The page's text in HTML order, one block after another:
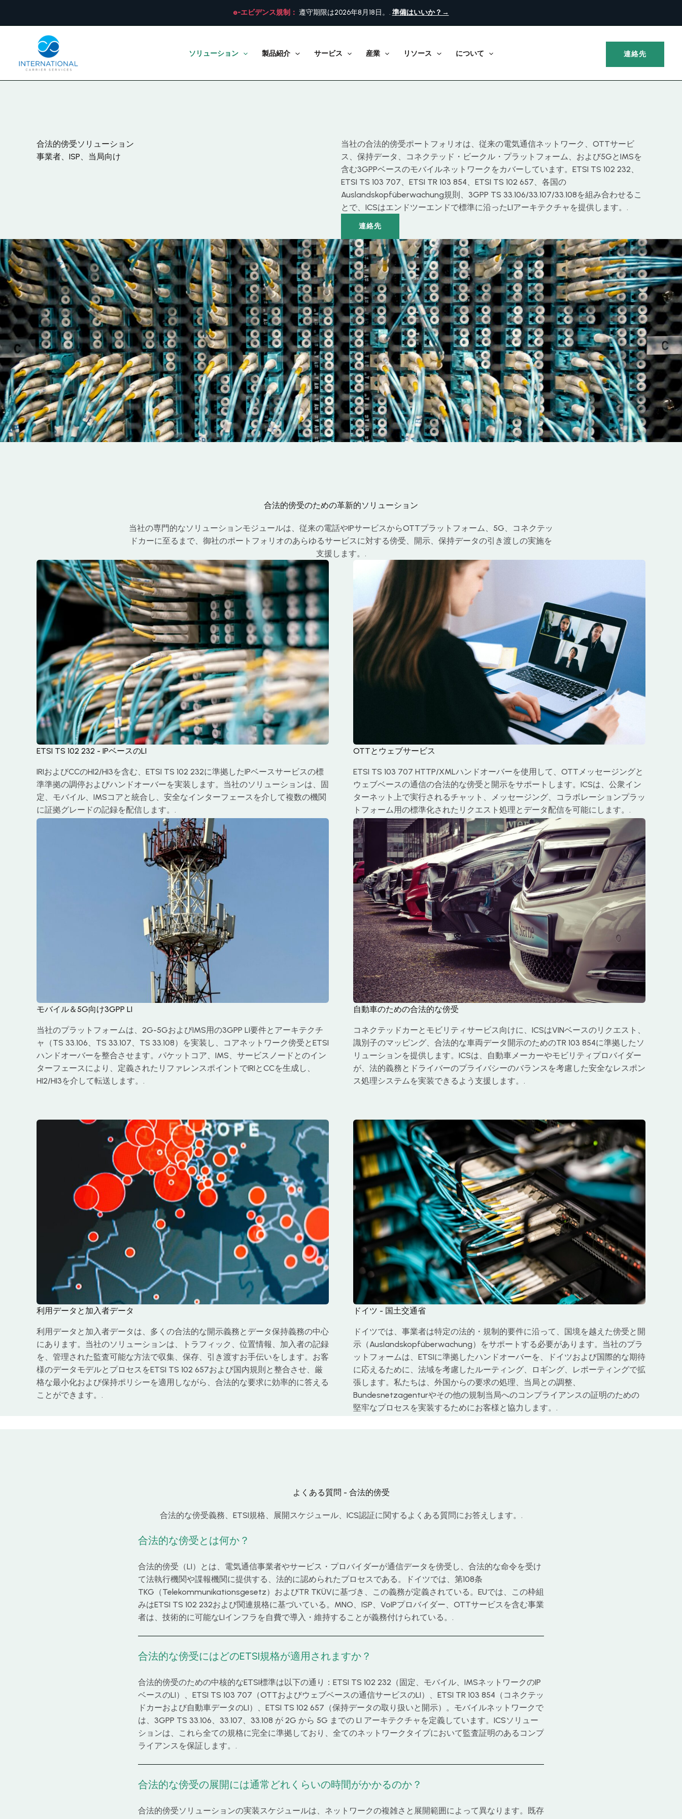
プ
e-エビデンス規制： 遵守期限は2026年8月18日。. 準備はいいか？→
ソリューション 製品紹介 サービス 産業 リソース について 連絡先
合法的傍受ソリューション
事業者、ISP、当局向け
当社の合法的傍受ポートフォリオは、従来の電気通信ネットワーク、OTTサービ
ス、保持データ、コネクテッド・ビークル・プラットフォーム、および5GとIMSを
含む3GPPベースのモバイルネットワークをカバーしています。ETSI TS 102 232、
ETSI TS 103 707、ETSI TR 103 854、ETSI TS 102 657、各国の
Auslandskopfüberwachung規則、3GPP TS 33.106/33.107/33.108を組み合わせるこ
とで、ICSはエンドツーエンドで標準に沿ったLIアーキテクチャを提供します。.
連絡先
合法的傍受のための革新的ソリューション
当社の専門的なソリューションモジュールは、従来の電話やIPサービスからOTTプラットフォーム、5G、コネクテッ
ドカーに至るまで、御社のポートフォリオのあらゆるサービスに対する傍受、開示、保持データの引き渡しの実施を
支援します。.
ETSI TS 102 232 - IPベースのLI
IRIおよびCCのHI2/HI3を含む、ETSI TS 102 232に準拠したIPベースサービスの標
準準拠の調停およびハンドオーバーを実装します。当社のソリューションは、固
定、モバイル、IMSコアと統合し、安全なインターフェースを介して複数の機関
に証拠グレードの記録を配信します。.
OTTとウェブサービス
ETSI TS 103 707 HTTP/XMLハンドオーバーを使用して、OTTメッセージングと
ウェブベースの通信の合法的な傍受と開示をサポートします。ICSは、公衆イン
ターネット上で実行されるチャット、メッセージング、コラボレーションプラッ
トフォーム用の標準化されたリクエスト処理とデータ配信を可能にします。.
モバイル＆5G向け3GPP LI
当社のプラットフォームは、2G-5GおよびIMS用の3GPP LI要件とアーキテクチ
ャ（TS 33.106、TS 33.107、TS 33.108）を実装し、コアネットワーク傍受とETSI
ハンドオーバーを整合させます。パケットコア、IMS、サービスノードとのイン
ターフェースにより、定義されたリファレンスポイントでIRIとCCを生成し、
HI2/HI3を介して転送します。.
自動車のための合法的な傍受
コネクテッドカーとモビリティサービス向けに、ICSはVINベースのリクエスト、
識別子のマッピング、合法的な車両データ開示のためのTR 103 854に準拠したソ
リューションを提供します。ICSは、自動車メーカーやモビリティプロバイダー
が、法的義務とドライバーのプライバシーのバランスを考慮した安全なレスポン
ス処理システムを実装できるよう支援します。.
利用データと加入者データ
利用データと加入者データは、多くの合法的な開示義務とデータ保持義務の中心
にあります。当社のソリューションは、トラフィック、位置情報、加入者の記録
を、管理された監査可能な方法で収集、保存、引き渡すお手伝いをします。お客
様のデータモデルとプロセスをETSI TS 102 657および国内規則と整合させ、厳
格な最小化および保持ポリシーを適用しながら、合法的な要求に効率的に答える
ことができます。.
ドイツ - 国土交通省
ドイツでは、事業者は特定の法的・規制的要件に沿って、国境を越えた傍受と開
示（Auslandskopfüberwachung）をサポートする必要があります。当社のプラ
ットフォームは、ETSIに準拠したハンドオーバーを、ドイツおよび国際的な期待
に応えるために、法域を考慮したルーティング、ロギング、レポーティングで拡
張します。私たちは、外国からの要求の処理、当局との調整、
Bundesnetzagenturやその他の規制当局へのコンプライアンスの証明のための
堅牢なプロセスを実装するためにお客様と協力します。.
よくある質問 - 合法的傍受
合法的な傍受義務、ETSI規格、展開スケジュール、ICS認証に関するよくある質問にお答えします。.
合法的な傍受とは何か？
合法的傍受（LI）とは、電気通信事業者やサービス・プロバイダーが通信データを傍受し、合法的な命令を受け
て法執行機関や諜報機関に提供する、法的に認められたプロセスである。ドイツでは、第108条
TKG（Telekommunikationsgesetz）およびTR TKÜVに基づき、この義務が定義されている。EUでは、この枠組
みはETSI TS 102 232および関連規格に基づいている。MNO、ISP、VoIPプロバイダー、OTTサービスを含む事業
者は、技術的に可能なLIインフラを自費で導入・維持することが義務付けられている。.
合法的な傍受にはどのETSI規格が適用されますか？
合法的傍受のための中核的なETSI標準は以下の通り：ETSI TS 102 232（固定、モバイル、IMSネットワークのIP
ベースのLI）、ETSI TS 103 707（OTTおよびウェブベースの通信サービスのLI）、ETSI TR 103 854（コネクテッ
ドカーおよび自動車データのLI）、ETSI TS 102 657（保持データの取り扱いと開示）。モバイルネットワークで
は、3GPP TS 33.106、33.107、33.108 が 2G から 5G までの LI アーキテクチャを定義しています。ICSソリュー
ションは、これら全ての規格に完全に準拠しており、全てのネットワークタイプにおいて監査証明のあるコンプ
ライアンスを保証します。.
合法的な傍受の展開には通常どれくらいの時間がかかるのか？
合法的傍受ソリューションの実装スケジュールは、ネットワークの複雑さと展開範囲によって異なります。既存